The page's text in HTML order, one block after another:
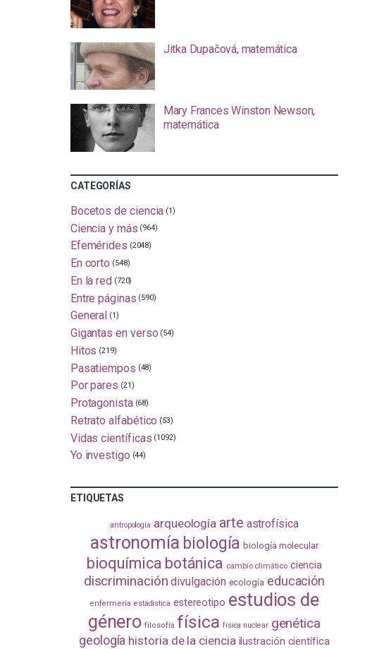
Jitka Dupačová, matemática
Mary Frances Winston Newson,
matemática
CATEGORÍAS
Bocetos de ciencia (1)
Ciencia y más (964)
Efemérides (2048)
En corto (548)
En la red (720)
Entre páginas (590)
General (1)
Gigantas en verso (54)
Hitos (219)
Pasatiempos (48)
Por pares (21)
Protagonista (68)
Retrato alfabético (53)
Vidas científicas (1092)
Yo investigo (44)
ETIQUETAS
antropología arqueología arte astrofísica
astronomía biología biología molecular
bioquímica botánica cambio climático ciencia
discriminación divulgación ecología educación
enfermería estadistica estereotipo estudios de
género filosofía física física nuclear genética
geología historia de la ciencia ilustración científica